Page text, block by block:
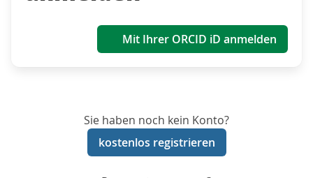
Mit Ihrer ORCID iD anmelden
Sie haben noch kein Konto?
kostenlos registrieren